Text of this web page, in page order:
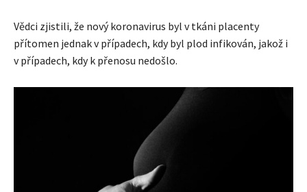
Vědci zjistili, že nový koronavirus byl v tkáni placenty
přítomen jednak v případech, kdy byl plod infikován, jakož i
v případech, kdy k přenosu nedošlo.